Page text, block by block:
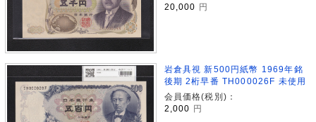
20,000 円
岩倉具視 新500円紙幣 1969年銘
後期 2桁早番 TH000026F 未使用
会員価格(税別)：
2,000 円